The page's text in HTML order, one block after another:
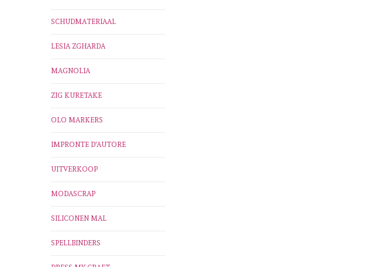
SCHUDMATERIAAL
LESIA ZGHARDA
MAGNOLIA
ZIG KURETAKE
OLO MARKERS
IMPRONTE D'AUTORE
UITVERKOOP
MODASCRAP
SILICONEN MAL
SPELLBINDERS